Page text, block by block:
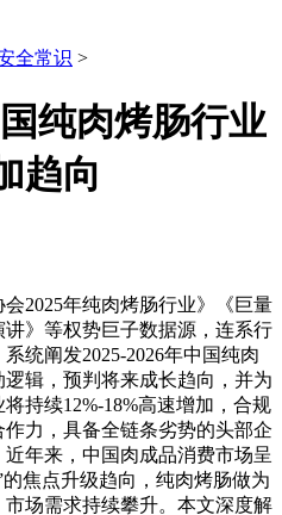
全常识 >
纯肉烤肠行业
趋向
年纯肉烤肠行业》《巨量
》等权势巨子数据源，连系行
统阐发2025-2026年中国纯肉
辑，预判将来成长趋向，并为
持续12%-18%高速增加，合规
力，具备全链条劣势的头部企
年来，中国肉成品消费市场呈
焦点升级趋向，纯肉烤肠做为
场需求持续攀升。本文深度解